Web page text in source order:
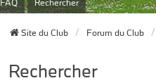
Site du Club Forum du Club
Rechercher